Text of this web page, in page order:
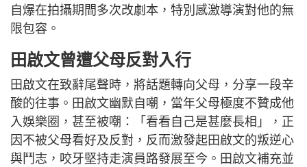
自爆在拍攝期間多次改劇本，特別感激導演對他的無
限包容。
田啟文曾遭父母反對入行
田啟文在致辭尾聲時，將話題轉向父母，分享一段辛
酸的往事。田啟文幽默自嘲，當年父母極度不贊成他
入娛樂圈，甚至被嘲：「看看自己是甚麼長相」，正
因不被父母看好及反對，反而激發起田啟文的叛逆心
與鬥志，咬牙堅持走演員路發展至今。田啟文補充並